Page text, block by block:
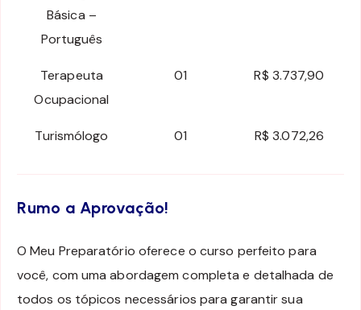
Básica –
Português
Terapeuta
Ocupacional
01 R$ 3.737,90
Turismólogo 01 R$ 3.072,26
Rumo a Aprovação!
O Meu Preparatório oferece o curso perfeito para
você, com uma abordagem completa e detalhada de
todos os tópicos necessários para garantir sua